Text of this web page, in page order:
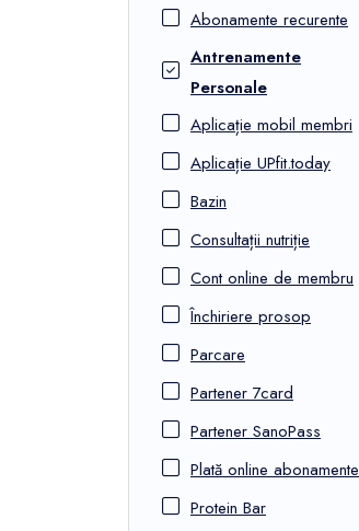
Abonamente recurente
Antrenamente
Personale
Aplicație mobil membri
Aplicație UPfit.today
Bazin
Consultații nutriție
Cont online de membru
Închiriere prosop
Parcare
Partener 7card
Partener SanoPass
Plată online abonamente
Protein Bar